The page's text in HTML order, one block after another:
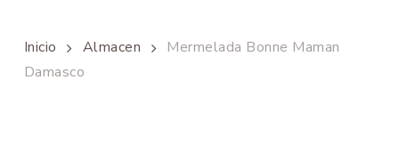
Inicio Almacen
Mermelada Bonne Maman
Damasco